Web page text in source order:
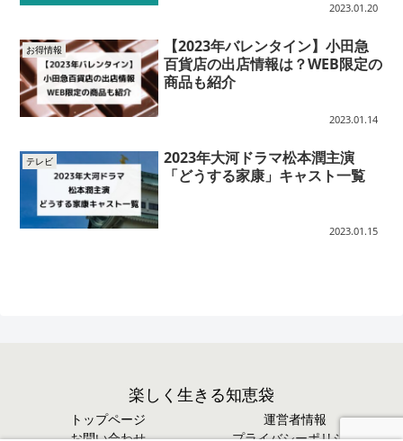
2023.01.20
お得情報
【2023年バレンタイン】小田急
百貨店の出店情報は？WEB限定の
商品も紹介
2023.01.14
テレビ
2023年大河ドラマ松本潤主演
「どうする家康」キャスト一覧
2023.01.15
楽しく生きる知恵袋
トップページ
運営者情報